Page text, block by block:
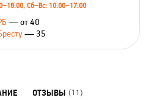
Сб–Вс: 10:00–17:00
— от 40
— 35
ОТЗЫВЫ (11)